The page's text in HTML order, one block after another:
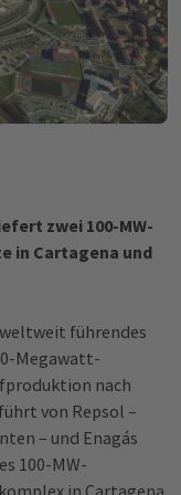
zwei 100-MW-
in Cartagena und
führendes
Megawatt-
nach
von Repsol –
– und Enagás
100-MW-
in Cartagena.